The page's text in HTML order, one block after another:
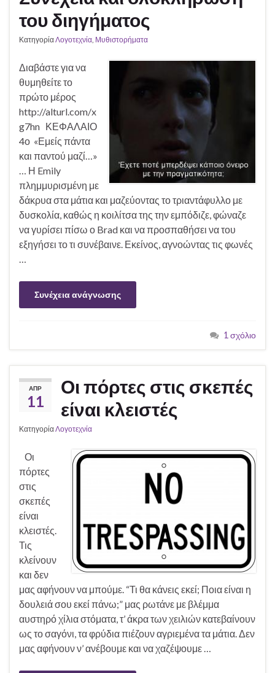
του διηγήματος
ΚατηγορίαΛογοτεχνία, Μυθιστορήματα
Διαβάστε για να
θυμηθείτε το
πρώτο μέρος
http://alturl.com/x
g7hn ΚΕΦΑΛΑΙΟ
4ο «Εμείς πάντα
και παντού μαζί…»
… Η Emily
πλημμυρισμένη με
δάκρυα στα μάτια και μαζεύοντας το τριαντάφυλλο με
δυσκολία, καθώς η κοιλίτσα της την εμπόδιζε, φώναζε
να γυρίσει πίσω ο Brad και να προσπαθήσει να του
εξηγήσει το τι συνέβαινε. Εκείνος, αγνοώντας τις φωνές
…
Συνέχεια ανάγνωσης
1 σχόλιο
ΑΠΡ
11
Οι πόρτες στις σκεπές
είναι κλειστές
ΚατηγορίαΛογοτεχνία
Οι
πόρτες
στις
σκεπές
είναι
κλειστές.
Τις
κλείνουν
και δεν
μας αφήνουν να μπούμε. “Τι θα κάνεις εκεί; Ποια είναι η
δουλειά σου εκεί πάνω;” μας ρωτάνε με βλέμμα
αυστηρό χίλια στόματα, τ’ άκρα των χειλιών κατεβαίνουν
ως το σαγόνι, τα φρύδια πιέζουν αγριεμένα τα μάτια. Δεν
μας αφήνουν ν’ ανέβουμε και να χαζέψουμε …